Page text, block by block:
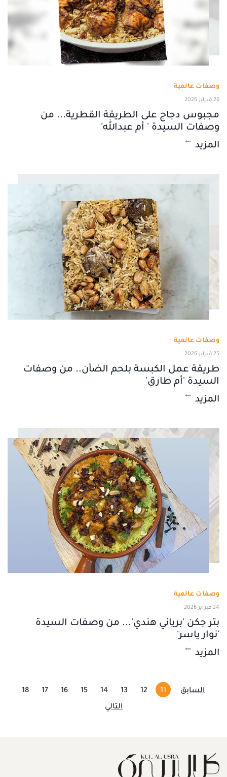
وصفات عالمية
26 فبراير 2026
مجبوس دجاج على الطريقة القطرية... من
وصفات السيدة ' أم عبدالله'
المزيد
وصفات عالمية
25 فبراير 2026
طريقة عمل الكبسة بلحم الضأن.. من وصفات
السيدة 'أم طارق'
المزيد
وصفات عالمية
24 فبراير 2026
بتر جكن 'برياني هندي'... من وصفات السيدة
'نوار ياسر'
المزيد
السابق 11
12
13
14
15
16
17
18
التالي